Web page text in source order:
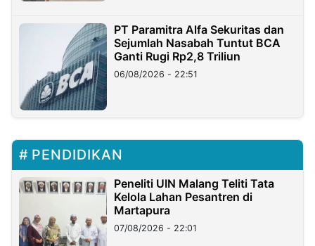
PT Paramitra Alfa Sekuritas dan
Sejumlah Nasabah Tuntut BCA
Ganti Rugi Rp2,8 Triliun
06/08/2026 - 22:51
PENDIDIKAN
Peneliti UIN Malang Teliti Tata
Kelola Lahan Pesantren di
Martapura
07/08/2026 - 22:01